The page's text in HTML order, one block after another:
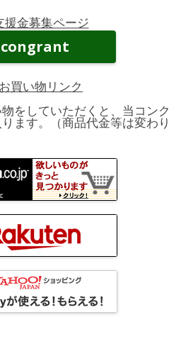
援金募集ページ
congrant
買い物リンク
をしていただくと、当コンク
ます。（商品代金等は変わり